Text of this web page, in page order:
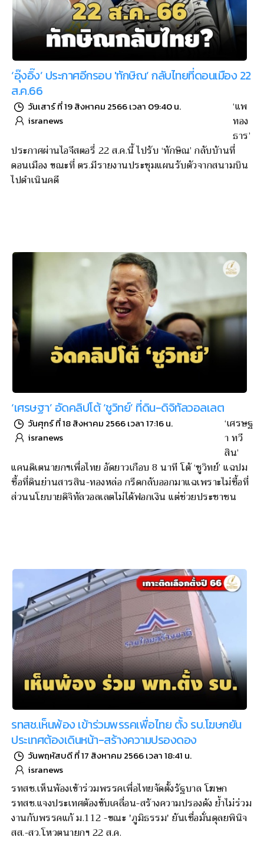
‘อุ๊งอิ๊ง’ ประกาศอีกรอบ 'ทักษิณ’ กลับไทยที่ดอนเมือง 22
ส.ค.66
วันเสาร์ ที่ 19 สิงหาคม 2566 เวลา 09:40 น.
isranews
‘แพ
ทอง
ธาร’
ประกาศผ่านไอจีสตอรี่ 22 ส.ค.นี้ ไปรับ ‘ทักษิณ’ กลับบ้านที่
ดอนเมือง ขณะที่ ตร.มีรายงานประชุมแผนรับตัวจากสนามบิน
ไปดำเนินคดี
‘เศรษฐา’ อัดคลิปโต้ ‘ชูวิทย์’ ที่ดิน-ดิจิทัลวอลเลต
วันศุกร์ ที่ 18 สิงหาคม 2566 เวลา 17:16 น.
isranews
‘เศรษฐ
า ทวี
สิน’
แคนดิเตนายกฯเพื่อไทย อัดยาวเกือบ 8 นาที โต้ ‘ชูวิทย์’ แฉปม
ซื้อที่ดินย่านสารสิน-ทองหล่อ กรีดกลับออกมาแฉเพราะไม่ซื้อที่
ส่วนนโยบายดิจิทัลวอลเลตไม่ได้ฟอกเงิน แต่ช่วยประชาชน
รทสช.เห็นพ้อง เข้าร่วมพรรคเพื่อไทย ตั้ง รบ.โฆษกยัน
ประเทศต้องเดินหน้า-สร้างความปรองดอง
วันพฤหัสบดี ที่ 17 สิงหาคม 2566 เวลา 18:41 น.
isranews
รทสช.เห็นพ้องเข้าร่วมพรรคเพื่อไทยจัดตั้งรัฐบาล โฆษก
รทสช.แจงประเทศต้องขับเคลื่อน-สร้างความปรองดัง ย้ำไม่ร่วม
งานกับพรรคแก้ ม.112 -ขณะ 'ภูมิธรรม' ยันเชื่อมั่นดุลยพินิจ
สส.-สว.โหวตนายกฯ 22 ส.ค.